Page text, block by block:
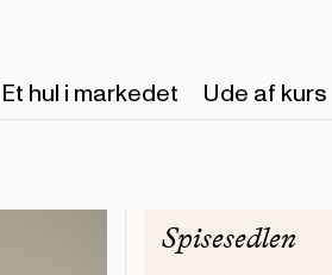
Et hul i markedet Ude af kurs
Spisesedlen